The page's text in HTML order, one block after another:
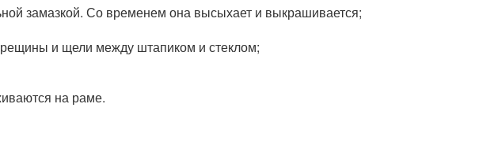
замазкой. Со временем она высыхает и выкрашивается;
и щели между штапиком и стеклом;
на раме.